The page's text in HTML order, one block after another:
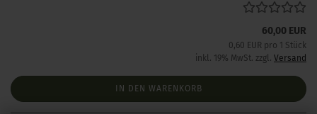
60,00 EUR
0,60 EUR pro 1 Stück
inkl. 19% MwSt. zzgl. Versand
IN DEN WARENKORB